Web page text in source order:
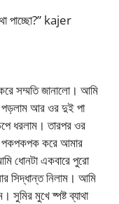
পাচ্ছো?” kajer
সম্মতি জানালো। আমি
আর ওর দুই পা
ধরলাম। তারপর ওর
পকপকপক করে আমার
ধোনটা একবারে পুরো
সিদ্ধান্ত নিলাম। আমি
সুমির মুখে ষ্পষ্ট ব্যাথা